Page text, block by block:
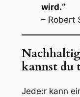
wird.“
– Robert
kannst du
Jede:r kann